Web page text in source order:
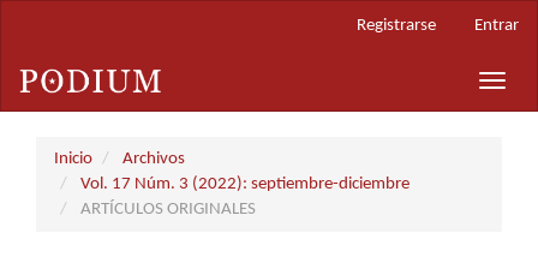
principal
Barra
Registrarse Entrar
Toggle
Inicio
Archivos
Vol. 17 Núm. 3 (2022): septiembre-diciembre
ARTÍCULOS ORIGINALES